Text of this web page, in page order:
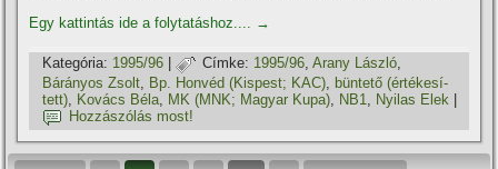
Egy kattintás ide a folytatáshoz.... →
Kategória: 1995/96 | Címke: 1995/96,Arany László,
Bárányos Zsolt
Bp. Honvéd (Kispest; KAC)
büntető (értékesí­
tett)
Kovács Béla MK (MNK; Magyar Kupa) NB1 Nyilas Elek
Hozzászólás most!